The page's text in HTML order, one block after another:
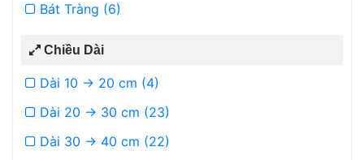
Bát Tràng (6)
Chiều Dài
Dài 10 -> 20 cm (4)
Dài 20 -> 30 cm (23)
Dài 30 -> 40 cm (22)